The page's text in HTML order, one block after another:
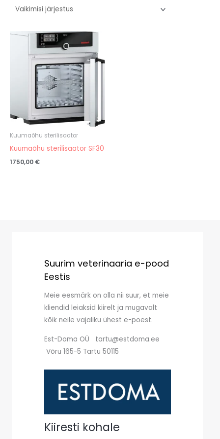
Kuumaõhu sterilisaator
Kuumaõhu sterilisaator SF30
1750,00 €
Suurim veterinaaria e-pood
Eestis
Meie eesmärk on olla nii suur, et meie
kliendid leiaksid kiirelt ja mugavalt
kõik neile vajaliku ühest e-poest.
Est-Doma OÜ tartu@estdoma.ee
Võru 165-5 Tartu 50115
Kiiresti kohale